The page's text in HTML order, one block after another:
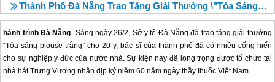
Thành Phố Đà Nẵng Trao Tặng Giải Thưởng \"Tỏa Sáng Blouse Trắng\"
hành trình Đà Nẵng- Sáng ngày 26/2, Sở y tế Đà Nẵng đã trao tặng giải thưởng
“Tỏa sáng blouse trắng” cho 20 y, bác sĩ của thành phố đã có nhiều cống hiến
cho sự nghiệp y đức của nước nhà. Sự kiện này đã long trọng được tổ chức tại
nhà hát Trưng Vương nhân dịp kỷ niệm 60 năm ngày thầy thuốc Việt Nam.